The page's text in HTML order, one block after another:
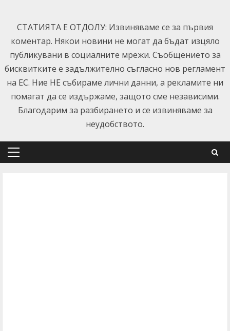
content
СТАТИЯТА Е ОТДОЛУ: Извиняваме се за първия
коментар. Някои новини не могат да бъдат изцяло
публикувани в социалните мрежи. Съобщението за
бисквитките е задължително съгласно нов регламент
на ЕС. Ние НЕ събираме лични данни, а рекламите ни
помагат да се издържаме, защото сме независими.
Благодарим за разбирането и се извиняваме за
неудобството.
Primary